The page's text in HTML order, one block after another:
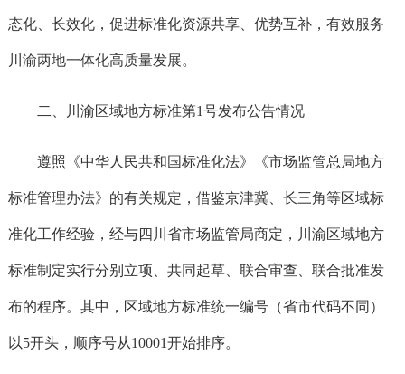
态化、长效化，促进标准化资源共享、优势互补，有效服务
川渝两地一体化高质量发展。
二、川渝区域地方标准第1号发布公告情况
遵照《中华人民共和国标准化法》《市场监管总局地方
标准管理办法》的有关规定，借鉴京津冀、长三角等区域标
准化工作经验，经与四川省市场监管局商定，川渝区域地方
标准制定实行分别立项、共同起草、联合审查、联合批准发
布的程序。其中，区域地方标准统一编号（省市代码不同）
以5开头，顺序号从10001开始排序。